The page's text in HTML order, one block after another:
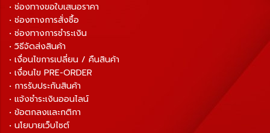
• ช่องทางขอใบเสนอราคา
• ช่องทางการสั่งซื้อ
• ช่องทางการชำระเงิน
• วิธีจัดส่งสินค้า
• เงื่อนไขการเปลี่ยน / คืนสินค้า
• เงื่อนไข PRE-ORDER
• การรับประกันสินค้า
• แจ้งชำระเงินออนไลน์
• ข้อตกลงและกติกา
• นโยบายเว็บไซต์